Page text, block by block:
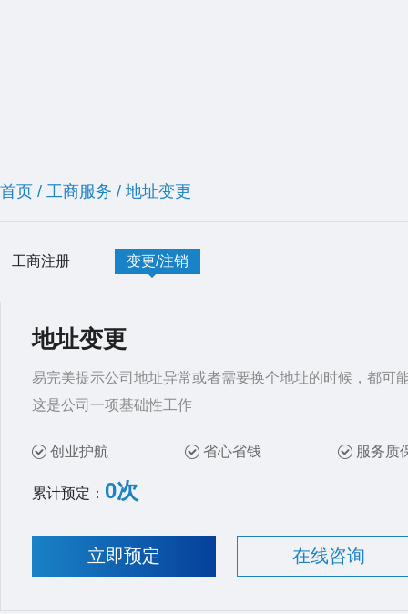
首页 / 工商服务 / 地址变更
工商注册 变更/注销
地址变更
易完美提示公司地址异常或者需要换个地址的时候，都可
这是公司一项基础性工作
创业护航 省心省钱 服务质
累计预定： 0次
立即预定 在线咨询